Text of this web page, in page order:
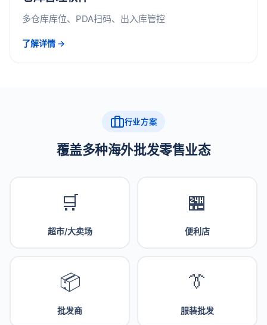
多仓库库位、PDA扫码、出入库管控
了解详情 →
行业方案
覆盖多种海外批发零售业态
🛒
超市/大卖场
🏪
便利店
📦
批发商
👔
服装批发